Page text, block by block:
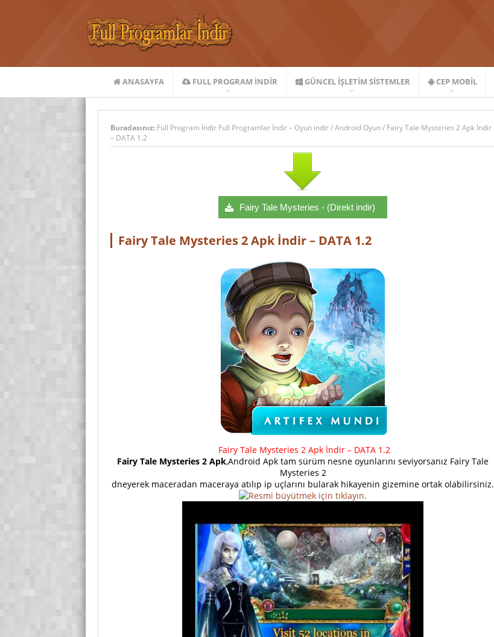
ANASAYFA FULL PROGRAM INDIR GÜNCEL İŞLETIM SISTEMLER CEP MOBIL
Buradasınız: Full Program İndir Full Programlar İndir – Oyun indir/Android Oyun/ Fairy Tale Mysteries 2 Apk İndir
– DATA 1.2
Fairy Tale Mysteries - (Direkt indir)
Fairy Tale Mysteries 2 Apk İndir – DATA 1.2
Fairy Tale Mysteries 2 Apk İndir – DATA 1.2
Fairy Tale Mysteries 2 Apk,Android Apk tam sürüm nesne oyunlarını seviyorsanız Fairy Tale
Mysteries 2
dneyerek maceradan maceraya atılıp ip uçlarını bularak hikayenin gizemine ortak olabilirsiniz.